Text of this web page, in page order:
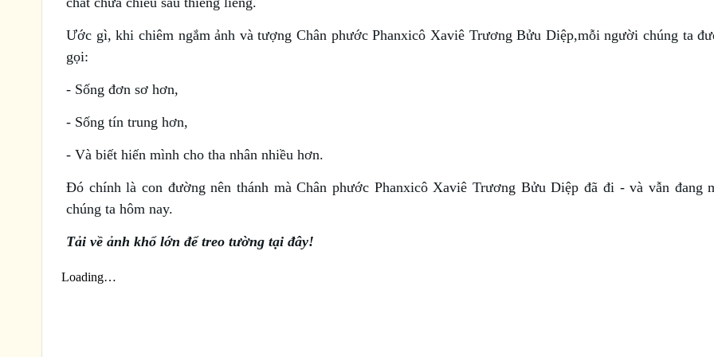
Ước gì, khi chiêm ngắm ảnh và tượng Chân phước Phanxicô Xaviê Trương Bửu Diệp,mỗi người chúng ta
gọi:
- Sống đơn sơ hơn,
- Sống tín trung hơn,
- Và biết hiến mình cho tha nhân nhiều hơn.
Đó chính là con đường nên thánh mà Chân phước Phanxicô Xaviê Trương Bửu Diệp đã đi - và vẫn đang
chúng ta hôm nay.
Tải về ảnh khổ lớn để treo tường tại đây!